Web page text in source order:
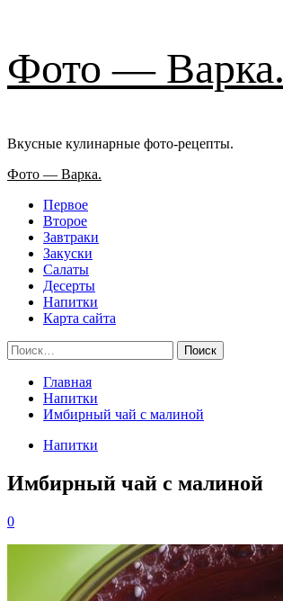
к
содержимому
Фото — Варка.
Вкусные кулинарные фото-рецепты.
Основное
Фото — Варка.
Первое
Второе
Завтраки
Закуски
Салаты
Десерты
Напитки
Карта сайта
Найти:
Главная
Напитки
Имбирный чай с малиной
Напитки
Имбирный чай с малиной
0